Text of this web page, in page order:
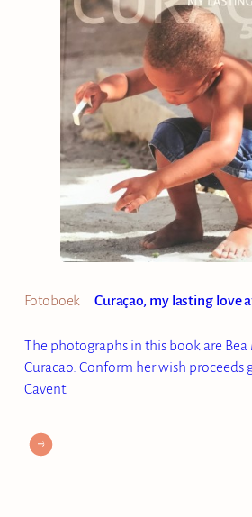
Fotoboek • Curaçao, my lasting love
The photographs in this book are Bea
Curacao. Conform her wish proceeds
Cavent.